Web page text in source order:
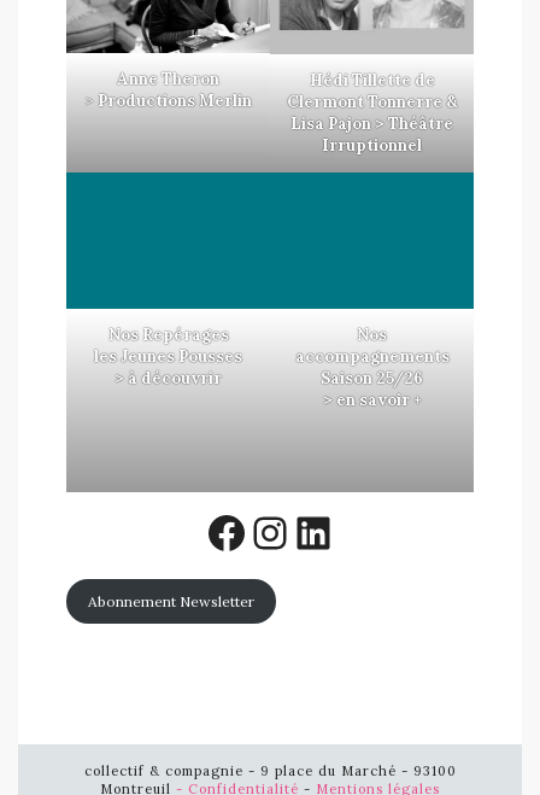
Anne Theron
>Productions Merlin
Hédi Tillette de
Clermont Tonnerre &
Lisa Pajon > Théâtre
Irruptionnel
Nos Repérages
les Jeunes Pousses
> à découvrir
Nos
accompagnements
Saison 25/26
> en savoir +
Facebook
Instagram
LinkedIn
Abonnement Newsletter
collectif & compagnie - 9 place du Marché - 93100
Montreuil - Confidentialité - Mentions légales